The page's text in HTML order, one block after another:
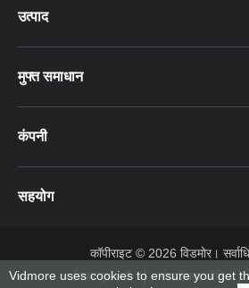
उत्पाद
मुफ्त समाधान
कंपनी
सहयोग
कॉपीराइट © 2026 विडमोर।
नियम एवं शर्तें
गोपनीयता नीति
Vidmore uses cookies to ensure you get